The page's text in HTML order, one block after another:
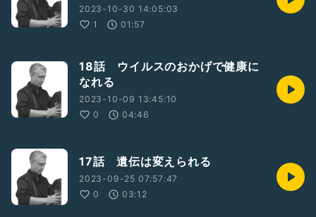
2023-10-30 14:05:03
1
01:57
18話 ウイルスのおかげで健康に
なれる
2023-10-09 13:45:10
0
04:46
17話 遺伝は変えられる
2023-09-25 07:57:47
0
03:12